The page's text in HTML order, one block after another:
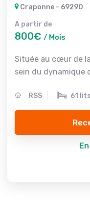
Craponne - 69290
A partir de
800€ / Mois
Située au cœur de
sein du dynamique
RSS 61 lits